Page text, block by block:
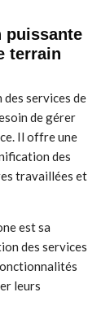
puissante
terrain
services de
de gérer
Il offre une
des
travaillées et
est sa
des services
leurs